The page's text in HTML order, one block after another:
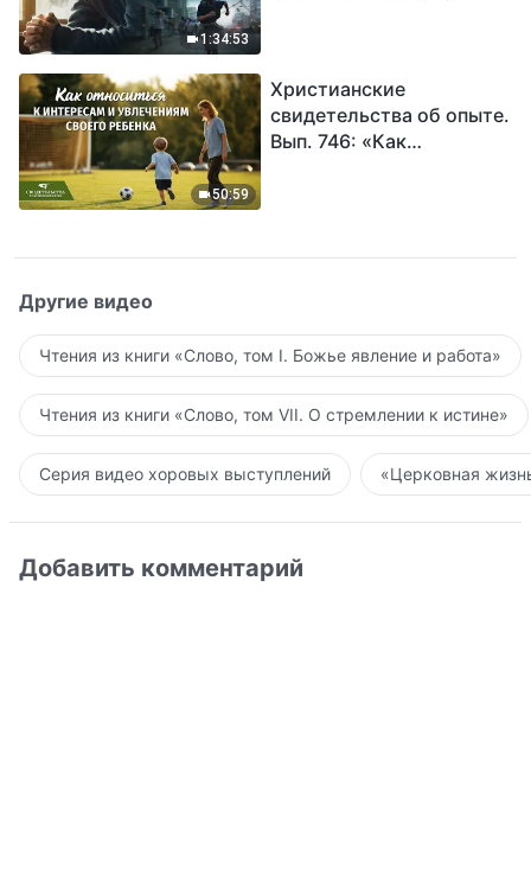
1:34:53
спасение?
50:59
Христианские
свидетельства об опыте.
Вып. 746: «Как
Другие видео
Чтения из книги «Слово, том I. Божье явление и работа»
Чтения из книги «Слово, том VII. О стремлении к истине»
Серия видео хоровых выступлений «Церковная
Добавить комментарий